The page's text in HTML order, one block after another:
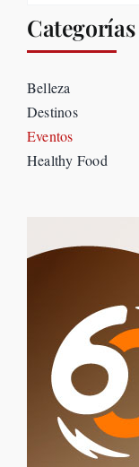
Categorías
Belleza
Destinos
Eventos
Healthy Food